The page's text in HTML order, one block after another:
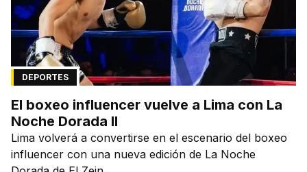
DEPORTES
El boxeo influencer vuelve a Lima con La
Noche Dorada II
Lima volverá a convertirse en el escenario del boxeo
influencer con una nueva edición de La Noche